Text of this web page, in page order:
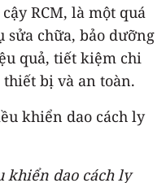
RCM, là một quá
chữa, bảo dưỡng
quả, tiết kiệm chi
bị và an toàn.
khiển dao cách ly